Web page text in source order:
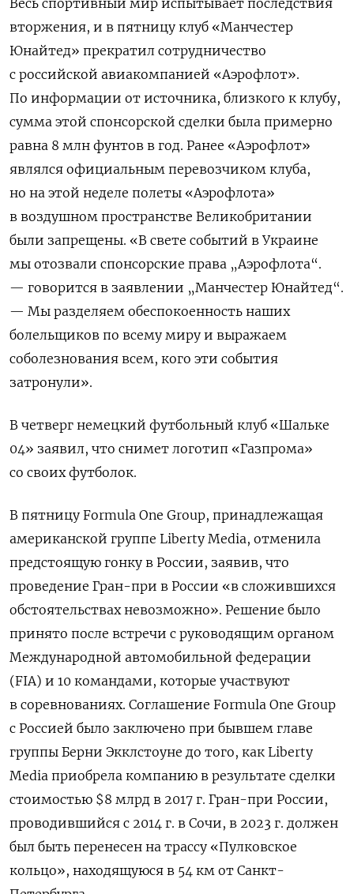
вторжения, и в пятницу клуб «Манчестер
Юнайтед» прекратил сотрудничество
с российской авиакомпанией «Аэрофлот».
По информации от источника, близкого к клубу,
сумма этой спонсорской сделки была примерно
равна 8 млн фунтов в год. Ранее «Аэрофлот»
являлся официальным перевозчиком клуба,
но на этой неделе полеты «Аэрофлота»
в воздушном пространстве Великобритании
были запрещены. «В свете событий в Украине
мы отозвали спонсорские права „Аэрофлота“.
— говорится в заявлении „Манчестер Юнайтед“.
— Мы разделяем обеспокоенность наших
болельщиков по всему миру и выражаем
соболезнования всем, кого эти события
затронули».
В четверг немецкий футбольный клуб «Шальке
04» заявил, что снимет логотип «Газпрома»
со своих футболок.
В пятницу Formula One Group, принадлежащая
американской группе Liberty Media, отменила
предстоящую гонку в России, заявив, что
проведение Гран-при в России «в сложившихся
обстоятельствах невозможно». Решение было
принято после встречи с руководящим органом
Международной автомобильной федерации
(FIA) и 10 командами, которые участвуют
в соревнованиях. Соглашение Formula One Group
с Россией было заключено при бывшем главе
группы Берни Экклстоуне до того, как Liberty
Media приобрела компанию в результате сделки
стоимостью $8 млрд в 2017 г. Гран-при России,
проводившийся с 2014 г. в Сочи, в 2023 г. должен
был быть перенесен на трассу «Пулковское
кольцо», находящуюся в 54 км от Санкт-